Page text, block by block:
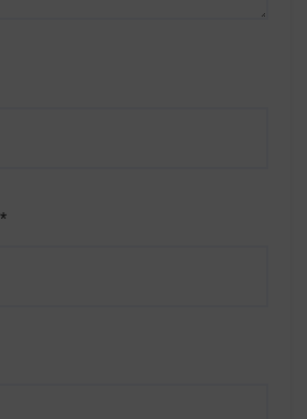
*